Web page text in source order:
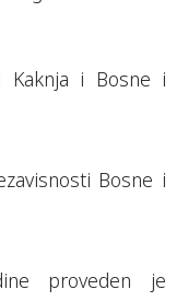
Kaknja i Bosne i
Bosne i
proveden je